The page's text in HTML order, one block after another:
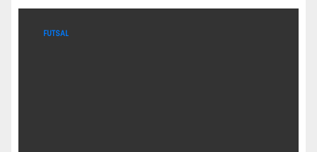
FUTSAL